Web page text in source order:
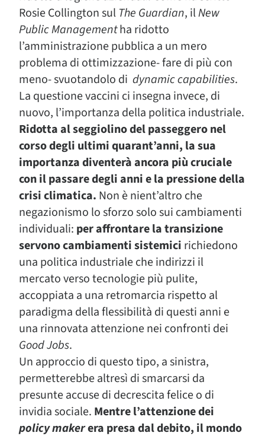
Rosie Collington sul The Guardian, ilNew
Public Managementha ridotto
l’amministrazione pubblica a un mero
problema di ottimizzazione- fare di più con
meno- svuotandolo di dynamic capabilities.
La questione vaccini ci insegna invece, di
nuovo, l’importanza della politica industriale.
Ridotta al seggiolino del passeggero nel
corso degli ultimi quarant’anni, la sua
importanza diventerà ancora più cruciale
con il passare degli anni e la pressione della
crisi climatica. Non è nient’altro che
negazionismo lo sforzo solo sui cambiamenti
individuali: per affrontare la transizione
servono cambiamenti sistemici richiedono
una politica industriale che indirizzi il
mercato verso tecnologie più pulite,
accoppiata a una retromarcia rispetto al
paradigma della flessibilità di questi anni e
una rinnovata attenzione nei confronti dei
Good Jobs.
Un approccio di questo tipo, a sinistra,
permetterebbe altresì di smarcarsi da
presunte accuse di decrescita felice o di
invidia sociale. Mentre l’attenzione dei
policy makerera presa dal debito, il mondo